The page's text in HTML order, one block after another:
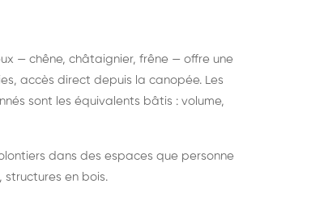
— chêne, châtaignier, frêne — offre une
accès direct depuis la canopée. Les
sont les équivalents bâtis : volume,
dans des espaces que personne
structures en bois.